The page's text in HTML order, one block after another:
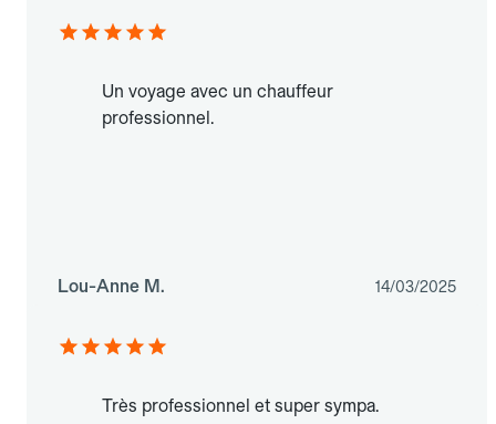
Un voyage avec un chauffeur
professionnel.
Lou-Anne M. 14/03/2025
Très professionnel et super sympa.